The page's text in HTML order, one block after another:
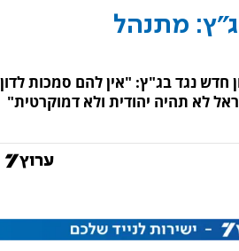
מתנהל
נגד בג"ץ: "אין להם סמכות לדון
לא תהיה יהודית ולא דמוקרטית"